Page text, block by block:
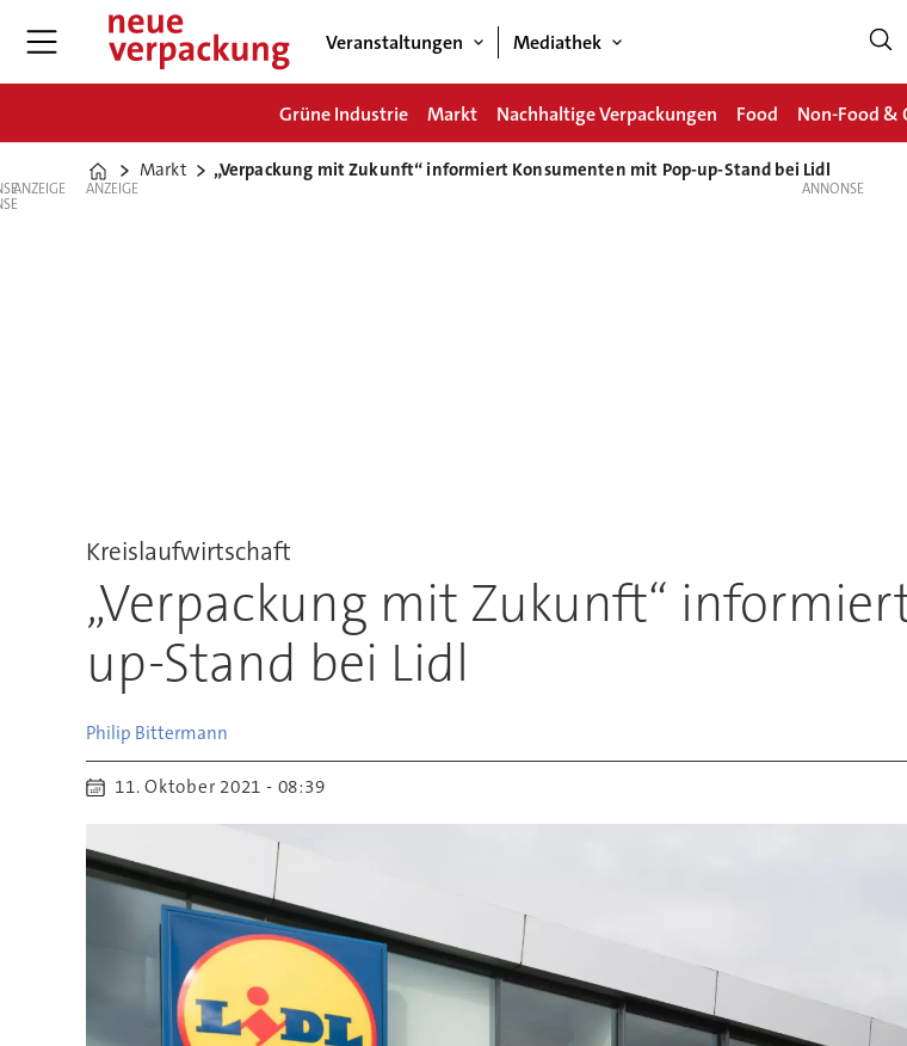
Veranstaltungen Mediathek
Grüne Industrie Markt Nachhaltige Verpackungen Food Non-Food &
Home
Markt „Verpackung mit Zukunft“ informiert Konsumenten mit Pop-up-Stand bei Lidl
ANZEIGE ANZEIGE
Kreislaufwirtschaft
„Verpackung mit Zukunft“
up-Stand bei Lidl
Philip Bittermann
11. Oktober 2021 - 08:39